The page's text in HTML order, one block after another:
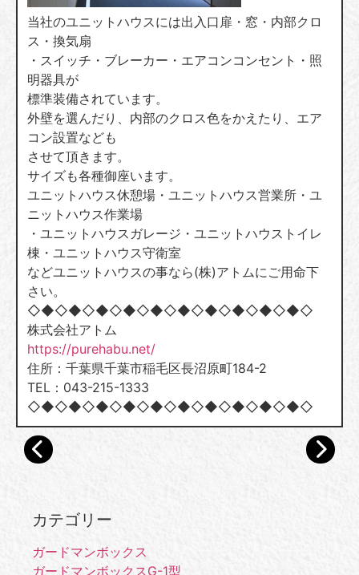
当社のユニットハウスには出入口扉・窓・内部クロ
ス・換気扇
・スイッチ・ブレーカー・エアコンコンセント・照
明器具が
標準装備されています。
外壁を選んだり、内部のクロス色をかえたり、エア
コン設置なども
させて頂きます。
サイズも各種御座います。
ユニットハウス休憩場・ユニットハウス営業所・ユ
ニットハウス作業場
・ユニットハウスガレージ・ユニットハウストイレ
棟・ユニットハウス守衛室
などユニットハウスの事なら(株)アトムにご用命下
さい。
◇◆◇◆◇◆◇◆◇◆◇◆◇◆◇◆◇◆◇◆◇
株式会社アトム
https://purehabu.net/
住所：千葉県千葉市稲毛区長沼原町184-2
TEL：043-215-1333
◇◆◇◆◇◆◇◆◇◆◇◆◇◆◇◆◇◆◇◆◇
カテゴリー
ガードマンボックス
ガードマンボックスG-1型